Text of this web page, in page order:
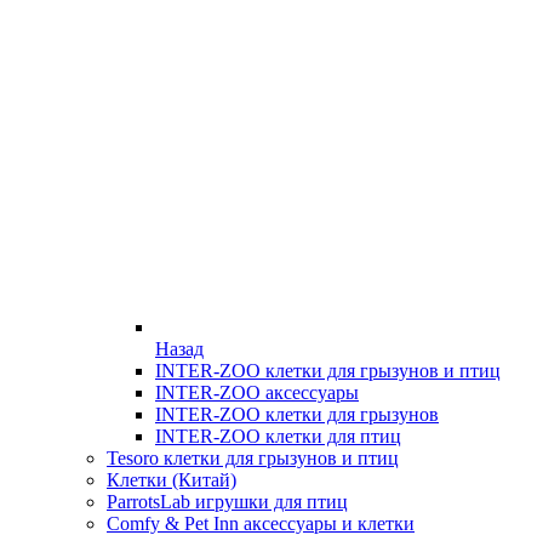
Назад
INTER-ZOO клетки для грызунов и птиц
INTER-ZOO аксессуары
INTER-ZOO клетки для грызунов
INTER-ZOO клетки для птиц
Tesoro клетки для грызунов и птиц
Клетки (Китай)
ParrotsLab игрушки для птиц
Comfy & Pet Inn аксессуары и клетки